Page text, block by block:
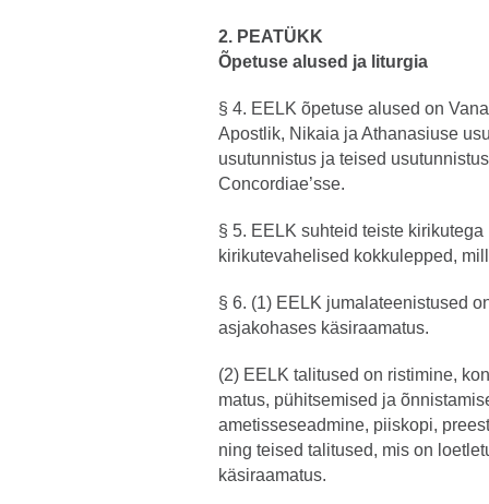
2. PEATÜKK
Õpetuse alused ja liturgia
§ 4. EELK õpetuse alused on
Apostlik, Nikaia ja Athanasiuse
usutunnistus ja teised
Concordiae’sse.
§ 5. EELK suhteid teiste
kirikutevahelised kokkulepped,
§ 6. (1) EELK jumalateenistused
asjakohases käsiraamatus.
(2) EELK talitused on ristimine,
matus, pühitsemised ja
ametisseseadmine, piiskopi,
ning teised talitused, mis on
käsiraamatus.